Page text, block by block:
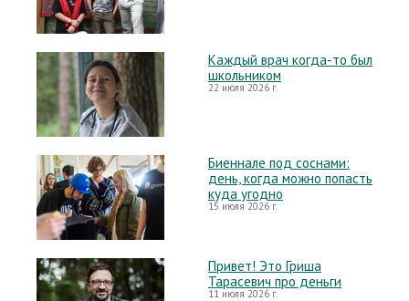
Каждый врач когда-то был
школьником
22 июля 2026 г.
Биеннале под соснами:
день, когда можно попасть
куда угодно
15 июля 2026 г.
Привет! Это Гриша
Тарасевич про деньги
11 июля 2026 г.